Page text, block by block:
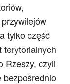
tylko część
terytorialnych
Rzeszy, czyli
bezpośrednio